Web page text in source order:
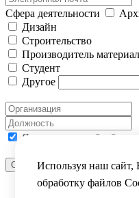
Сфера деятельности
Дизайн
Строительство
Производитель
Студент
Другое
Я согласен на
Отправить сообщение
ВЫ УСПЕШНО
Используя наш сайт,
обработку файлов